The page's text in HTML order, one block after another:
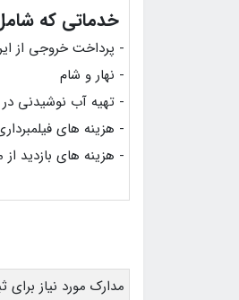
خدماتی که
- پرداخت خروجی از
- نهار و شام
- تهیه آب نوشیدنی
- هزینه های
- هزینه های بازدید از
مدارک مورد نیاز برای